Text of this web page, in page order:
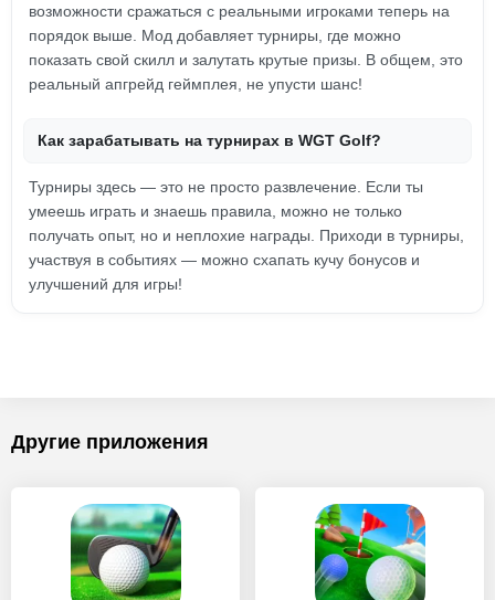
возможности сражаться с реальными игроками теперь на
порядок выше. Мод добавляет турниры, где можно
показать свой скилл и залутать крутые призы. В общем, это
реальный апгрейд геймплея, не упусти шанс!
Как зарабатывать на турнирах в WGT Golf?
Турниры здесь — это не просто развлечение. Если ты
умеешь играть и знаешь правила, можно не только
получать опыт, но и неплохие награды. Приходи в турниры,
участвуя в событиях — можно схапать кучу бонусов и
улучшений для игры!
Другие приложения